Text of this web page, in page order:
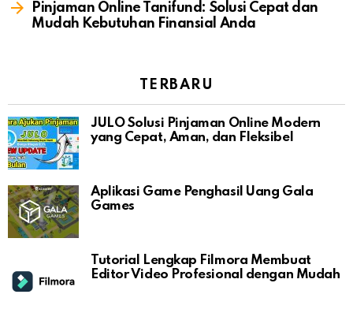
Pinjaman Online Tanifund: Solusi Cepat dan
Mudah Kebutuhan Finansial Anda
TERBARU
JULO Solusi Pinjaman Online Modern
yang Cepat, Aman, dan Fleksibel
Aplikasi Game Penghasil Uang Gala
Games
Tutorial Lengkap Filmora Membuat
Editor Video Profesional dengan Mudah